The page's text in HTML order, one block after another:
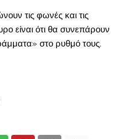
τις φωνές και τις
είναι ότι θα συνεπάρουν
στο ρυθμό τους.